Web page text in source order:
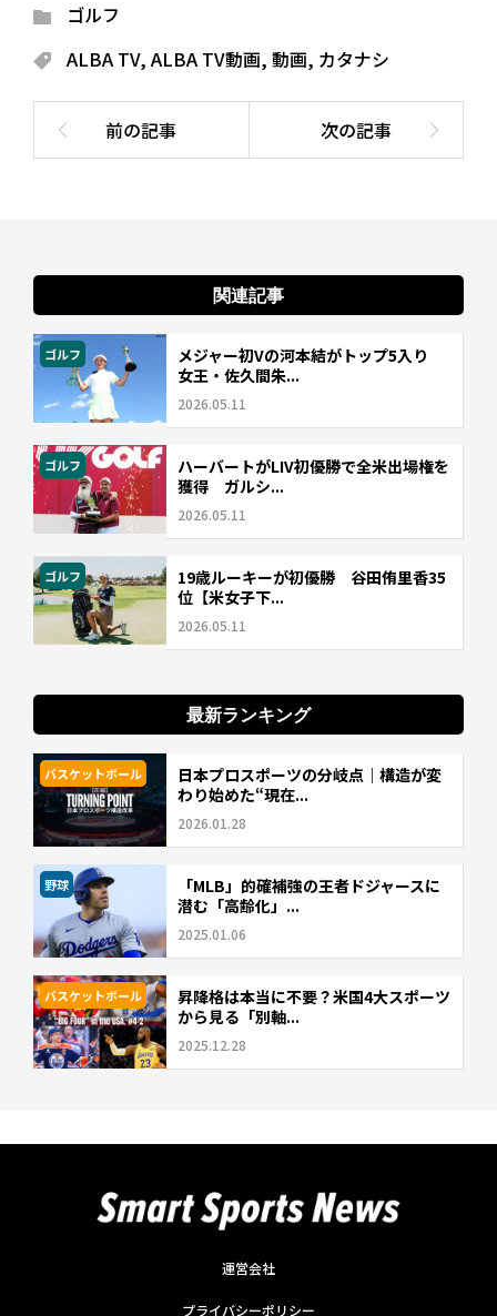
ゴルフ
ALBA TV, ALBA TV動画, 動画, カタナシ
関連記事
ゴルフ
メジャー初Vの河本結がトップ5入り
女王・佐久間朱...
2026.05.11
ゴルフ
ハーバートがLIV初優勝で全米出場権を
獲得 ガルシ...
2026.05.11
ゴルフ
19歳ルーキーが初優勝 谷田侑里香35
位【米女子下...
2026.05.11
最新ランキング
バスケットボール
日本プロスポーツの分岐点｜構造が変
わり始めた“現在...
2026.01.28
野球
「MLB」的確補強の王者ドジャースに
潜む「高齢化」...
2025.01.06
バスケットボール
昇降格は本当に不要？米国4大スポーツ
から見る「別軸...
2025.12.28
運営会社
プライバシーポリシー